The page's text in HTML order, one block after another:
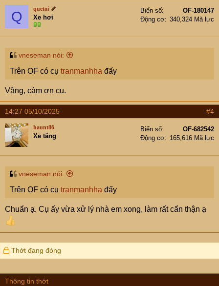
t
i
n
s
Q quetoi
Xe hơi
Biển số
OF-180147
Động cơ
340,324 Mã lực
vneseman nói:
Trên OF có cụ tranmanhha đấy
Vâng, cám ơn cụ.
14:27 05/10/2025 #4
haunt86
Xe tăng
Biển số
OF-682542
Động cơ
165,616 Mã lực
vneseman nói:
Trên OF có cụ tranmanhha đấy
Chuẩn ạ. Cụ ấy vừa xử lý nhà em xong, làm rất cẩn thận ạ
Thớt đang đóng
Thông tin thớt